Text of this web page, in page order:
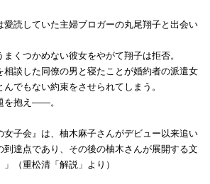
読していた主婦ブロガーの丸尾翔子と出会い
くつかめない彼女をやがて翔子は拒否。
談した同僚の男と寝たことが婚約者の派遣女
でもない約束をさせられてしまう。
を抱え――。
女子会』は、柚木麻子さんがデビュー以来追い
達点であり、その後の柚木さんが展開する文
（重松清「解説」より）